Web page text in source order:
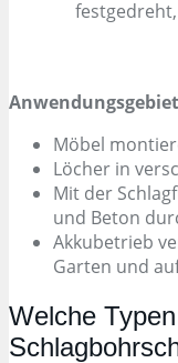
Möbel
Löcher in
Mit der
und Beton
Akkubetrieb
Garten und
Welche